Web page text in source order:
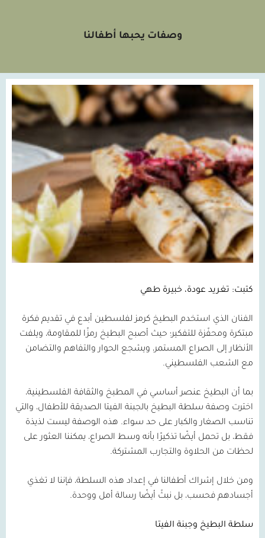
وصفات يحبها أطفالنا
كتبت: تغريد عودة، خبيرة طهي
الفنان الذي استخدم البطيخ كرمز لفلسطين أبدع في تقديم فكرة
مبتكرة ومحفّزة للتفكير؛ حيث أصبح البطيخ رمزًا للمقاومة، ويلفت
الأنظار إلى الصراع المستمر، ويشجع الحوار والتفاهم والتضامن
مع الشعب الفلسطيني.
بما أن البطيخ عنصر أساسي في المطبخ والثقافة الفلسطينية،
اخترت وصفة سلطة البطيخ بالجبنة الفيتا الصديقة للأطفال، والتي
تناسب الصغار والكبار على حد سواء. هذه الوصفة ليست لذيذة
فقط، بل تحمل أيضًا تذكيرًا بأنه وسط الصراع، يمكننا العثور على
لحظات من الحلاوة والتجارب المشتركة.
ومن خلال إشراك أطفالنا في إعداد هذه السلطة، فإننا لا تغذي
أجسادهم فحسب، بل نبثّ أيضًا رسالة أمل ووحدة.
سلطة البطيخ وجبنة الفيتا